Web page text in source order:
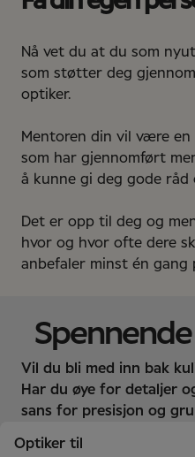
Nå vet du at du som
som støtter deg
optiker.
Mentoren din vil være
som har gjennomført
å kunne gi deg gode råd
Det er opp til deg og
hvor og hvor ofte dere
anbefaler minst én gang
Vil du bli med inn bak
Har du øye for detaljer
sans for presisjon og
Optiker til